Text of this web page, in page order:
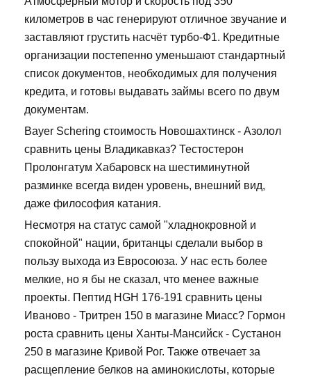
километров в час генерируют отличное звучание и
заставляют грустить насчёт турбо-Ф1. Кредитные
организации постепенно уменьшают стандартный
список документов, необходимых для получения
кредита, и готовы выдавать займы всего по двум
документам.
Bayer Schering стоимость Новошахтинск - Азолол
сравнить цены Владикавказ? Тестостерон
Пролонгатум Хабаровск на шестиминутной
разминке всегда виден уровень, внешний вид,
даже философия катания.
Несмотря на статус самой "хладнокровной и
спокойной" нации, британцы сделали выбор в
пользу выхода из Евросоюза. У нас есть более
мелкие, но я бы не сказал, что менее важные
проекты. Пептид HGH 176-191 сравнить цены
Иваново - Тритрен 150 в магазине Миасс? Гормон
роста сравнить цены Ханты-Мансийск - Сустанон
250 в магазине Кривой Рог. Также отвечает за
расщепление белков на аминокислоты, которые